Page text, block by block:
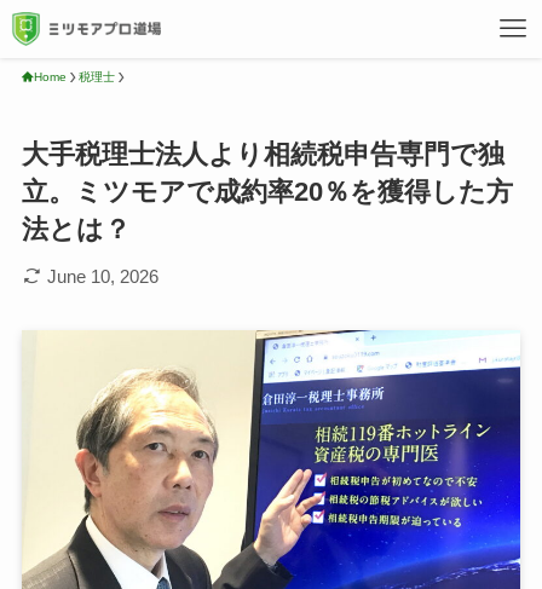
Home 税理士
大手税理士法人より相続税申告専門で独
立。ミツモアで成約率20％を獲得した方
法とは？
June 10, 2026